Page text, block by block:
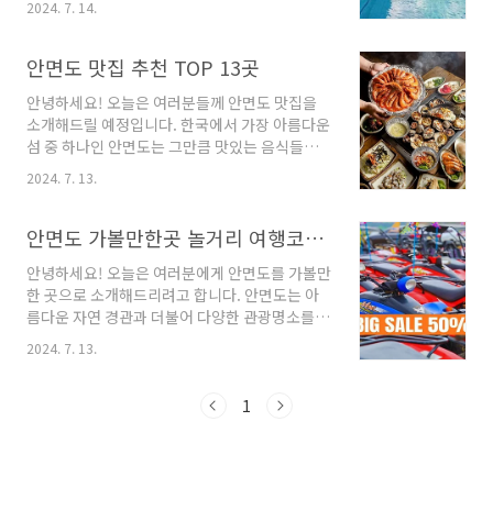
러분도 함께 안면도에서 휴식과 힐링을 할 수 있
족이나 친구들과 함께 즐거운 시간을 보낼 수 있
니다. 지금부터 함께 떠나보시죠!안면도 풀빌라
3곳 추천 1. 해비알풀빌라 추천주소 : 충남 태안
군 안면읍 방포1길 29펜션 해비알 풀빌라는 충
남 태안군 안면읍 방포1길 29에 위치한 풀빌라
름은 바다의 경치가 알토란(Altoran)과 같다는
의미를 ..
2024. 7. 14.
안면도 맛집 추천 TOP 13곳
안녕하세요! 오늘은 여러분들께 안면도 맛집을
소개해드릴 예정입니다. 한국에서 가장 아름다운
섬 중 하나인 안면도는 그만큼 맛있는 음식들로
도 유명합니다. 지금부터 함께 안면도의 다양한
맛집들을 살펴보도록 하겠습니다. 자, 그럼 시작
집 추천주소 : 충남 태안군 안면읍 백사장1길 125
은 충남 태안군 안면읍 백사장1길 125에 위치해
있습니다. 이 횟집은 안면도에서 가장 큰 항구인
백사장항에서 매일 어획된 제철해산물을 경매하
여 고객들에게 맛있는 퍼를 제공합니다.막퍼주는
한 해산물을 맛볼 수 있습니다. 횟감이 적절하게
2024. 7. 13.
안면도 가볼만한곳 놀거리 여행코스 추천해요
안녕하세요! 오늘은 여러분에게 안면도를 가볼만
한 곳으로 소개해드리려고 합니다. 안면도는 아
름다운 자연 경관과 더불어 다양한 관광명소를
보유하고 있는 곳으로 유명합니다. 이곳을 방문
하면서 새로운 경험과 추억을 만들어보세요. 지
살펴보려고 합니다. 그럼 시작해볼까요?안면도
2024. 7. 13.
1